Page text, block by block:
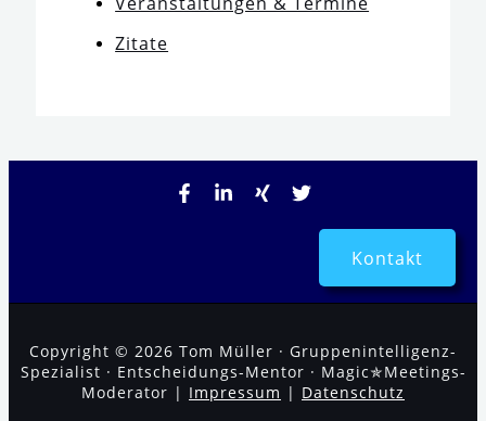
Zitate
Kontakt
Copyright © 2026 Tom Müller · Gruppenintelligenz-
Spezialist · Entscheidungs-Mentor · Magic✯Meetings-
Moderator | Impressum | Datenschutz